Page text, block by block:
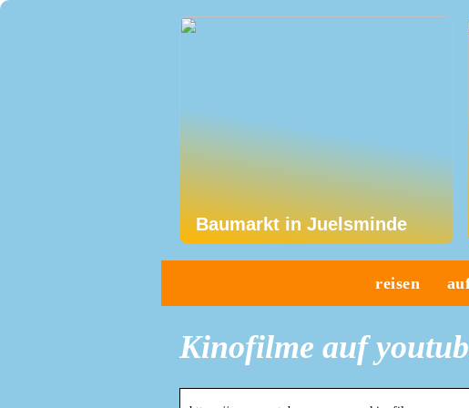
Baumarkt in Juelsminde
reisen
Kinofilme auf